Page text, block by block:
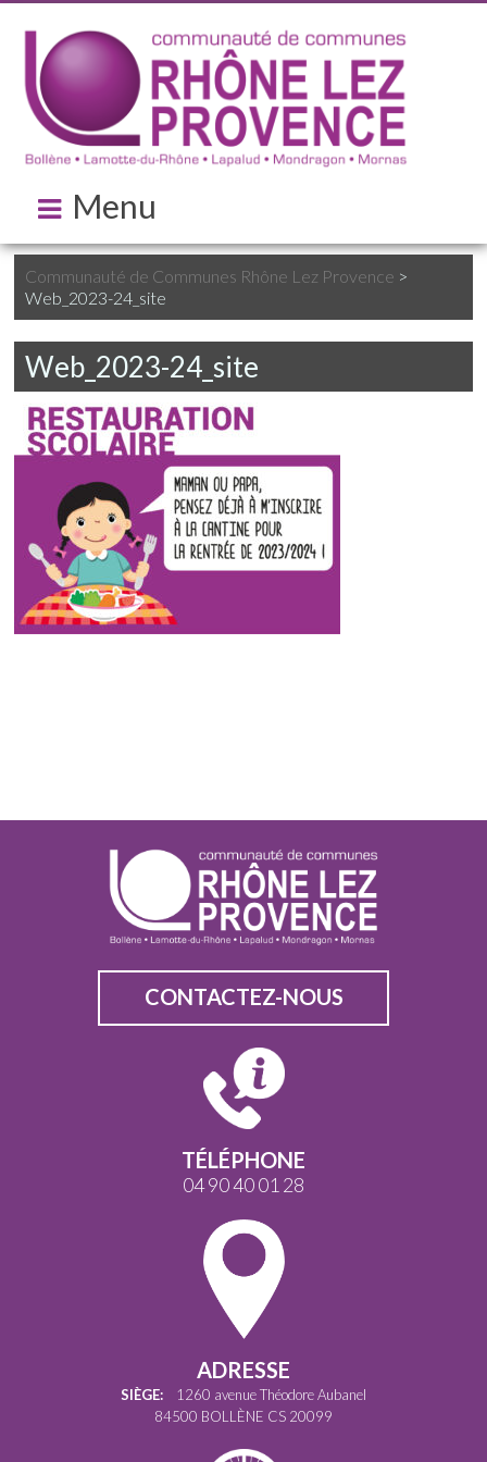
Menu
Communauté de Communes Rhône Lez Provence >
Web_2023-24_site
Web_2023-24_site
CONTACTEZ-NOUS
TÉLÉPHONE
04 90 40 01 28
ADRESSE
SIÈGE: 1260 avenue Théodore Aubanel
84500 BOLLÈNE CS 20099